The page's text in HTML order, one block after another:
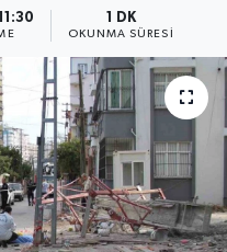
1 DK
OKUNMA SÜRESI